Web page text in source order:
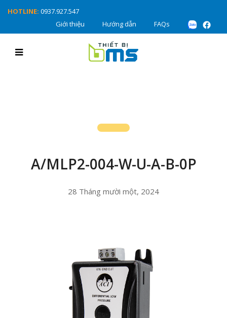
HOTLINE: 0937.927.547
Giới thiệu
Hướng dẫn FAQs
A/MLP2-004-W-U-A-B-0P
28 Tháng mười một, 2024